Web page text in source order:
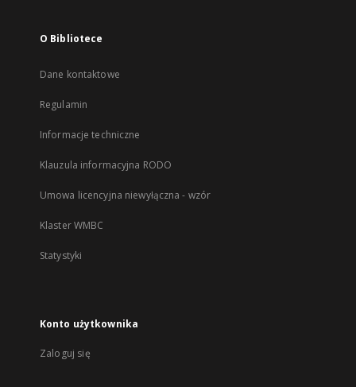
O Bibliotece
Dane kontaktowe
Regulamin
Informacje techniczne
Klauzula informacyjna RODO
Umowa licencyjna niewyłączna - wzór
Klaster WMBC
Statystyki
Konto użytkownika
Zaloguj się